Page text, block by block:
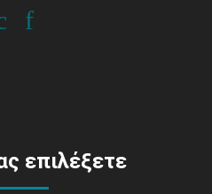
επιλέξετε